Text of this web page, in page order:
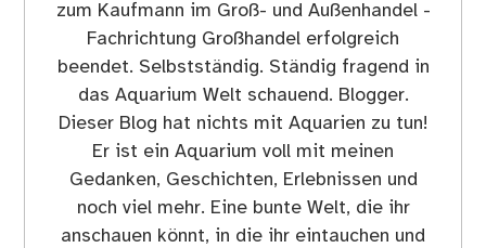
zum Kaufmann im Groß- und Außenhandel -
Fachrichtung Großhandel erfolgreich
beendet. Selbstständig. Ständig fragend in
das Aquarium Welt schauend. Blogger.
Dieser Blog hat nichts mit Aquarien zu tun!
Er ist ein Aquarium voll mit meinen
Gedanken, Geschichten, Erlebnissen und
noch viel mehr. Eine bunte Welt, die ihr
anschauen könnt, in die ihr eintauchen und